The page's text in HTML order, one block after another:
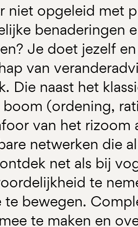
niet opgeleid met
benaderingen
Je doet jezelf
van
Die naast het
boom (ordening,
van het rizoom
netwerken die
net als bij
te
te bewegen.
te maken en